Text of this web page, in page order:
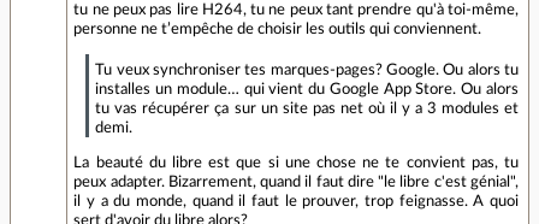
tu ne peux pas lire H264, tu ne peux tant prendre qu'à toi-même,
personne ne t’empêche de choisir les outils qui conviennent.
Tu veux synchroniser tes marques-pages? Google. Ou alors tu
installes un module… qui vient du Google App Store. Ou alors
tu vas récupérer ça sur un site pas net où il y a 3 modules et
demi.
La beauté du libre est que si une chose ne te convient pas, tu
peux adapter. Bizarrement, quand il faut dire "le libre c'est génial",
il y a du monde, quand il faut le prouver, trop feignasse. A quoi
sert d'avoir du libre alors?